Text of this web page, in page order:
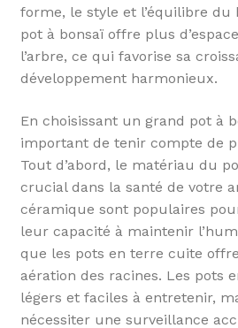
forme, le style et l’équilibre du
pot à bonsaï offre plus
l’arbre, ce qui favorise sa
développement harmonieux.
En choisissant un grand pot à
important de tenir compte de
Tout d’abord, le matériau du
crucial dans la santé de votre
céramique sont populaires
leur capacité à maintenir
que les pots en terre cuite
aération des racines. Les pots
légers et faciles à entretenir,
nécessiter une surveillance